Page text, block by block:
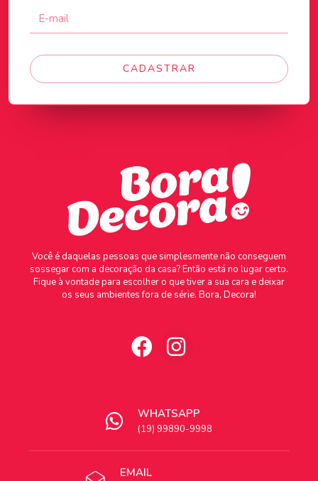
CADASTRAR
Você é daquelas pessoas que simplesmente não conseguem
sossegar com a decoração da casa? Então está no lugar certo.
Fique à vontade para escolher o que tiver a sua cara e deixar
os seus ambientes fora de série. Bora, Decora!
WHATSAPP
(19) 99890-9998
EMAIL